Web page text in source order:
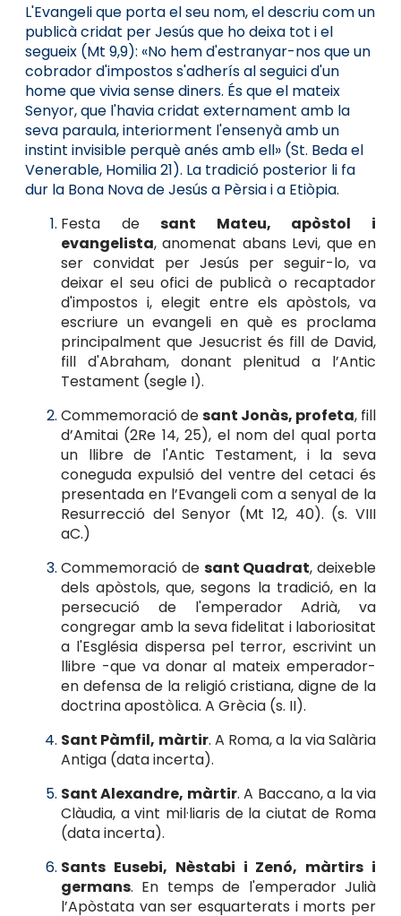
L'Evangeli que porta el seu nom, el descriu com un
publicà cridat per Jesús que ho deixa tot i el
segueix (Mt 9,9): «No hem d'estranyar-nos que un
cobrador d'impostos s'adherís al seguici d'un
home que vivia sense diners. És que el mateix
Senyor, que l'havia cridat externament amb la
seva paraula, interiorment l'ensenyà amb un
instint invisible perquè anés amb ell» (St. Beda el
Venerable, Homilia 21). La tradició posterior li fa
dur la Bona Nova de Jesús a Pèrsia i a Etiòpia.
Festa desant Mateu, apòstol i
evangelista, anomenat abans Levi, que en
ser convidat per Jesús per seguir-lo, va
deixar el seu ofici de publicà o recaptador
d'impostos i, elegit entre els apòstols, va
escriure un evangeli en què es proclama
principalment que Jesucrist és fill de David,
fill d'Abraham, donant plenitud a l’Antic
Testament (segle I).
Commemoració desant Jonàs, profeta, fill
d’Amitai (2Re 14, 25), el nom del qual porta
un llibre de l'Antic Testament, i la seva
coneguda expulsió del ventre del cetaci és
presentada en l’Evangeli com a senyal de la
Resurrecció del Senyor (Mt 12, 40). (s. VIII
aC.)
Commemoració de sant Quadrat, deixeble
dels apòstols, que, segons la tradició, en la
persecució de l'emperador Adrià, va
congregar amb la seva fidelitat i laboriositat
a l'Església dispersa pel terror, escrivint un
llibre -que va donar al mateix emperador-
en defensa de la religió cristiana, digne de la
doctrina apostòlica. A Grècia (s. II).
Sant Pàmfil, màrtir. A Roma, a la via Salària
Antiga (data incerta).
Sant Alexandre, màrtir. A Baccano, a la via
Clàudia, a vint mil·liaris de la ciutat de Roma
(data incerta).
Sants Eusebi, Nèstabi i Zenó, màrtirs i
germans. En temps de l'emperador Julià
l’Apòstata van ser esquarterats i morts per